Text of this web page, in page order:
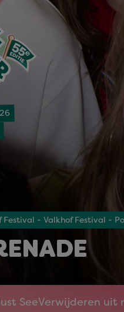
Festival - Valkhof Festival -
SeeVerwijderen uit